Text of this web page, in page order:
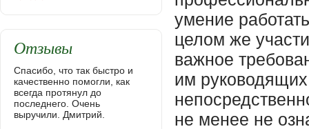
Отзывы
Спасибо, что так быстро и
качественно помогли, как
всегда протянул до
последнего. Очень
выручили. Дмитрий.